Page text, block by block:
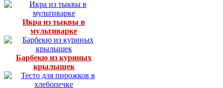
Икра из тыквы в
мультиварке
Барбекю из куриных
крылышек